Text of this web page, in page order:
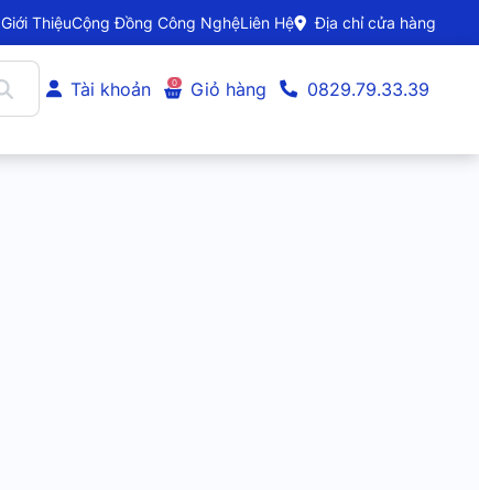
Giới ThiệuCộng Đồng Công NghệLiên Hệ Địa chỉ cửa hàng
Tài khoản 0 Giỏ hàng 0829.79.33.39